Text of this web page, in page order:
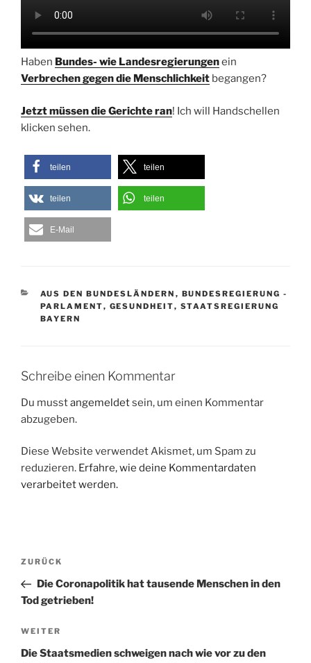
Haben Bundes- wie Landesregierungenein
Verbrechen gegen die Menschlichkeit begangen?
Jetzt müssen die Gerichte ran! Ich will Handschellen
klicken sehen.
teilen teilen
teilen teilen
E-Mail
KATEGORIEN
AUS DEN BUNDESLÄNDERN , BUNDESREGIERUNG -
PARLAMENT, GESUNDHEIT, STAATSREGIERUNG
BAYERN
Schreibe einen Kommentar
Du musstangemeldetsein, um einen Kommentar
abzugeben.
Diese Website verwendet Akismet, um Spam zu
reduzieren. Erfahre, wie deine Kommentardaten
verarbeitet werden.
Beitragsnavigation
Vorheriger
Beitrag
ZURÜCK
Die Coronapolitik hat tausende Menschen in den
Tod getrieben!
Nächster
Beitrag
WEITER
Die Staatsmedien schweigen nach wie vor zu den